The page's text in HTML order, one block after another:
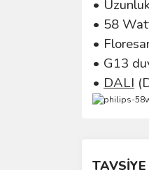
•
• 58
•
• G13
• DALI
TAVSİYE